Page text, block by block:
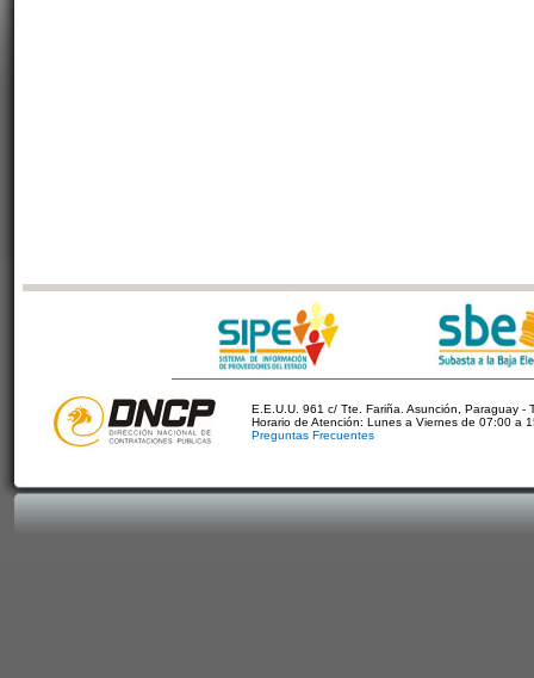
E.E.U.U. 961 c/ Tte. Fariña. Asunción, Paraguay -
Horario de Atención: Lunes a Viernes de 07:00 a
Preguntas Frecuentes